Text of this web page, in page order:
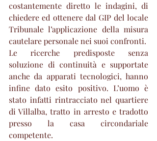
costantemente diretto le indagini, di
chiedere ed ottenere dal GIP del locale
Tribunale l’applicazione della misura
cautelare personale nei suoi confronti.
Le ricerche predisposte senza
soluzione di continuità e supportate
anche da apparati tecnologici, hanno
infine dato esito positivo. L’uomo è
stato infatti rintracciato nel quartiere
di Villalba, tratto in arresto e tradotto
presso la casa circondariale
competente.